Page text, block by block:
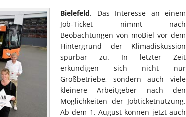
Bielefeld. Das Interesse an einem
Job-Ticket nimmt nach
Beobachtungen von moBiel vor dem
Hintergrund der Klimadiskussion
spürbar zu. In letzter Zeit
erkundigen sich nicht nur
Großbetriebe, sondern auch viele
kleinere Arbeitgeber nach den
Möglichkeiten der Jobticketnutzung.
Ab dem 1. August können jetzt auch